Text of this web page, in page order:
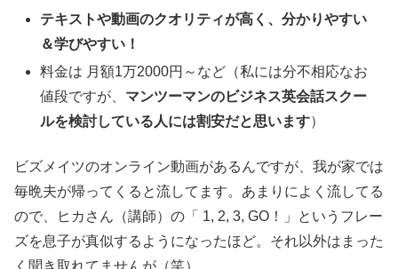
テキストや動画のクオリティが高く、分かりやすい
＆学びやすい！
料金は 月額1万2000円～など（私には分不相応なお
値段ですが、 マンツーマンのビジネス英会話スクー
ルを検討している人には割安だと思います）
ビズメイツのオンライン動画があるんですが、我が家では
毎晩夫が帰ってくると流してます。あまりによく流してる
ので、ヒカさん（講師）の「 1, 2, 3, GO！」というフレー
ズを息子が真似するようになったほど。それ以外はまった
く聞き取れてませんが（笑）